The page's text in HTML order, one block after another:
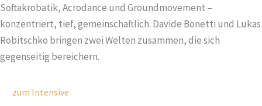
Softakrobatik, Acrodance und Groundmovement –
konzentriert, tief, gemeinschaftlich. Davide Bonetti und Lukas
Robitschko bringen zwei Welten zusammen, die sich
gegenseitig bereichern.
zum Intensive